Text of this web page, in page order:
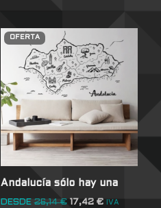
OFERTA
Andalucía sólo hay una
DESDE 26,14€ 17,42 € IVA